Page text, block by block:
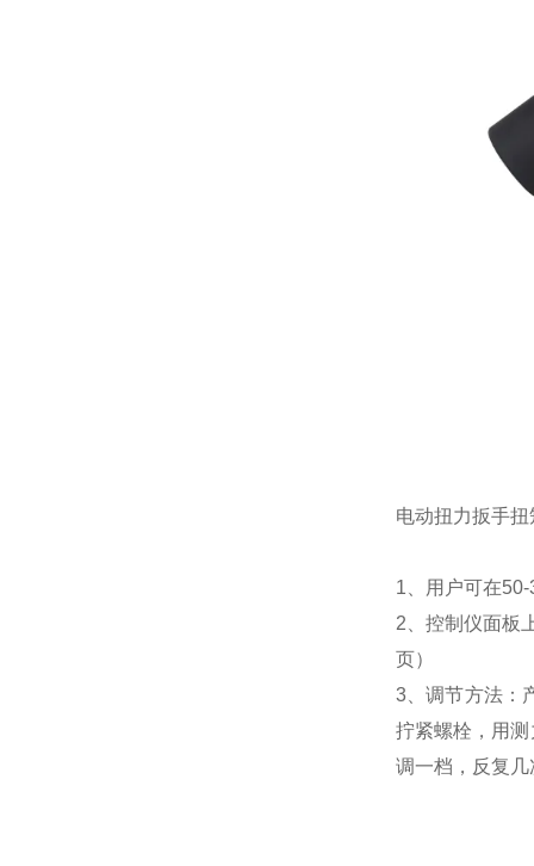
电动扭力扳手扭
1、用户可在50-
2、控制仪面板
页）
3、调节方法：
拧紧螺栓，用
调一档，反复